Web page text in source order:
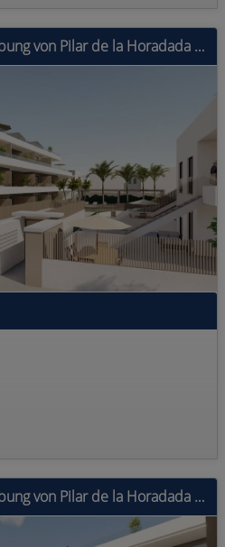
In der charmanten Umgebung von Pilar de la Horadada gelegen, bietet diese Wohnanlage eine Auswahl von 16 Immobilien, darunter Apartments, Erdgeschoss
In der charmanten Umgebung von Pilar de la Horadada gelegen, bietet diese Wohnanlage eine Auswahl von 16 Immobilien, darunter Apartments, Erdgeschoss